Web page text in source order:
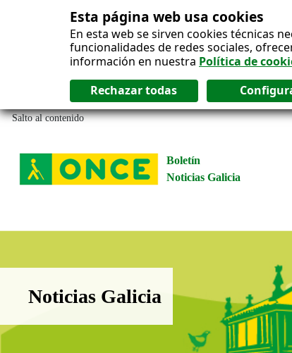
Esta página web usa cookies
En esta web se sirven cookies técnicas
funcionalidades de redes sociales,
información en nuestra Política de
Salto al contenido
Boletín
Noticias Galicia
Boletín Noticias Galicia
Noticias Galicia